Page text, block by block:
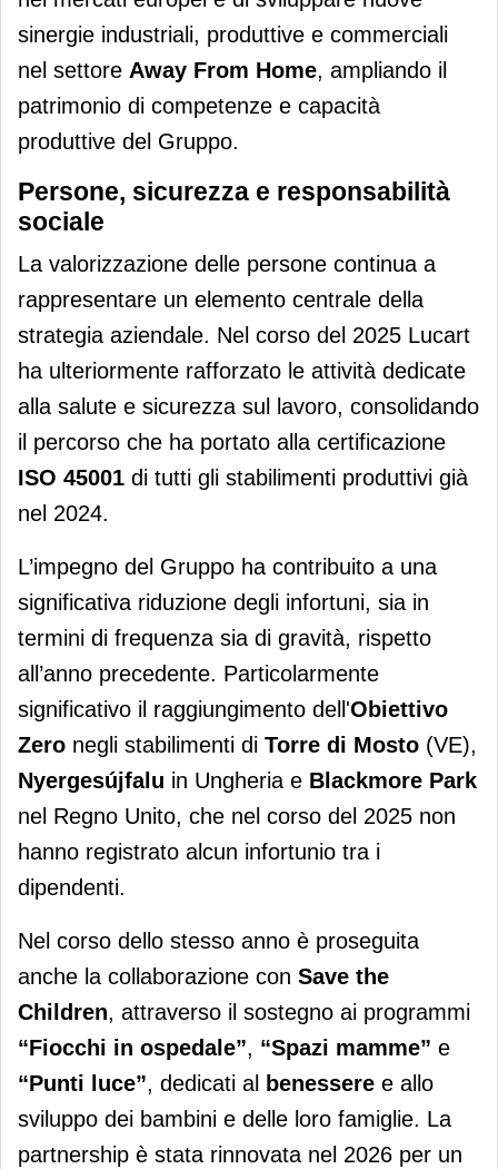
sinergie industriali, produttive e commerciali
nel settore Away From Home, ampliando il
patrimonio di competenze e capacità
produttive del Gruppo.
Persone, sicurezza e responsabilità
sociale
La valorizzazione delle persone continua a
rappresentare un elemento centrale della
strategia aziendale. Nel corso del 2025 Lucart
ha ulteriormente rafforzato le attività dedicate
alla salute e sicurezza sul lavoro, consolidando
il percorso che ha portato alla certificazione
ISO 45001 di tutti gli stabilimenti produttivi già
nel 2024.
L’impegno del Gruppo ha contribuito a una
significativa riduzione degli infortuni, sia in
termini di frequenza sia di gravità, rispetto
all’anno precedente. Particolarmente
significativo il raggiungimento dell'Obiettivo
Zero negli stabilimenti di Torre di Mosto (VE),
Nyergesújfalu in Ungheria e Blackmore Park
nel Regno Unito, che nel corso del 2025 non
hanno registrato alcun infortunio tra i
dipendenti.
Nel corso dello stesso anno è proseguita
anche la collaborazione con Save the
Children, attraverso il sostegno ai programmi
“Fiocchi in ospedale”, “Spazi mamme” e
“Punti luce”, dedicati al benessere e allo
sviluppo dei bambini e delle loro famiglie. La
partnership è stata rinnovata nel 2026 per un